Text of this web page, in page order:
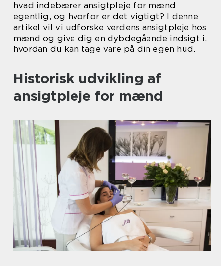
hvad indebærer ansigtpleje for mænd
egentlig, og hvorfor er det vigtigt? I denne
artikel vil vi udforske verdens ansigtpleje hos
mænd og give dig en dybdegående indsigt i,
hvordan du kan tage vare på din egen hud.
Historisk udvikling af
ansigtpleje for mænd